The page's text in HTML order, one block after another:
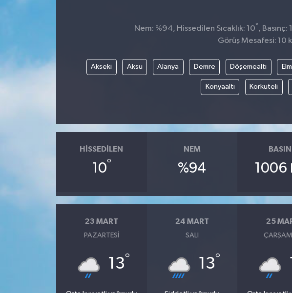
Nem: %94, Hissedilen Sıcaklık: 10° ,
Görüş Mesafesi: 10
Akseki Aksu Alanya Demre Döşemealtı
Konyaaltı Korkuteli
HISSEDILEN
10°
NEM
%94 1006
23 MART
PAZARTESI
13°
24 MART
SALI
13°
25